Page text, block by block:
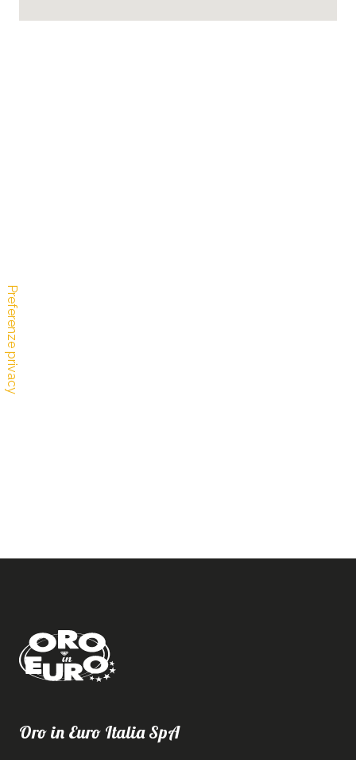
Oro in Euro Italia SpA